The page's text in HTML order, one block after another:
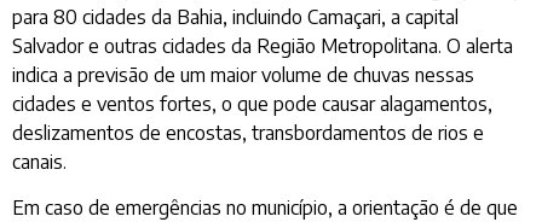
para 80 cidades da Bahia, incluindo Camaçari, a capital
Salvador e outras cidades da Região Metropolitana. O alerta
indica a previsão de um maior volume de chuvas nessas
cidades e ventos fortes, o que pode causar alagamentos,
deslizamentos de encostas, transbordamentos de rios e
canais.
Em caso de emergências no município, a orientação é de que